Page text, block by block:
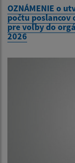
OZNÁMENIE o
počtu poslancov
pre voľby do
2026